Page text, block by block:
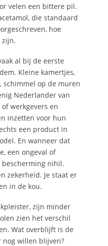
velen een bittere pil.
die standaard
hoe
zijn.
al bij de eerste
Kleine kamertjes,
schimmel op de muren
Nederlander van
werkgevers en
inzetten voor hun
een product in
En wanneer dat
een ongeval of
bescherming nihil.
zekerheid. Je staat er
in de kou.
zijn minder
zien het verschil
Wat overblijft is de
nog willen blijven?